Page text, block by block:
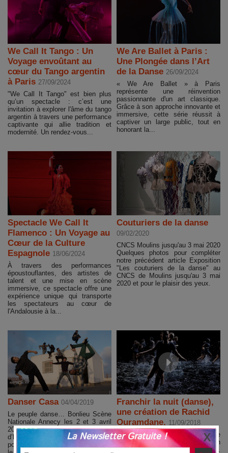
We Call It Tango : Un
Voyage envoûtant au
cœur du Tango argentin
à Paris 27/09/2024
"We Call It Tango" est bien plus
qu’un spectacle : c’est une
invitation à explorer l'âme du tango
argentin à travers une performance
captivante qui allie tradition et
modernité. Un rendez-vous...
We Are Ballet à Paris :
Une Plongée dans l’Art
de la Danse 26/09/2024
« We Are Ballet » à Paris
représente une réinvention
passionnante d'un art classique.
Grâce à son approche innovante et
immersive, cette série réussit à
captiver un large public, tout en
honorant la...
Spectacle We Call It
Flamenco : Un Voyage au
Cœur de la Culture
Espagnole 18/06/2024
À travers des performances
époustouflantes, des artistes de
talent et une mise en scène
immersive, ce spectacle offre une
expérience unique qui transporte
les spectateurs au cœur de
l'Andalousie à la...
Couturiers de la danse
09/02/2020
CNCS Moulins jusqu'au 3 mai 2020
Quelques photos pour compléter
notre précédent article Exposition
"Les couturiers de la danse" au
CNCS de Moulins jusqu'au 3 mai
2020 et pour le plaisir des yeux.
Danser Casa 04/04/2019
Le peuple danse… Bonlieu Scène
Nationale Annecy les 2 et 3 avril
2019 Beaucoup d’énergie,
d’humour pour évoquer Casa, ville
portuaire cosmopolite ouverte sur
Franchir la nuit (danse),
une création de Rachid
Ouramdane. 11/09/2018
À Bonlieu Annecy le 14 septembre
2018 Il y a des artistes en
résidence, des artistes associés.
La Newsletter Gratuite !